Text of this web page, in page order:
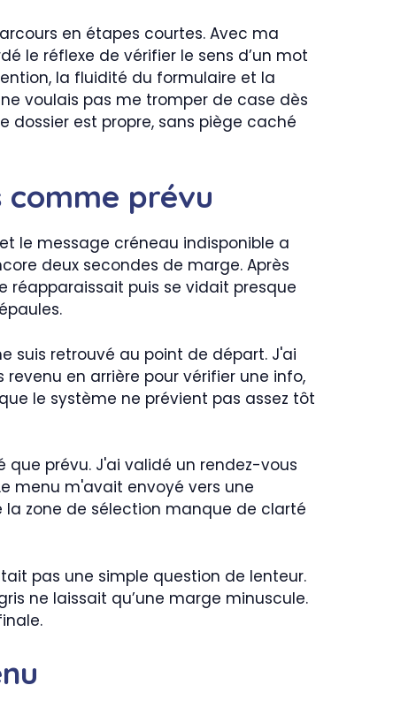
en étapes courtes. Avec ma
le réflexe de vérifier le sens d’un mot
la fluidité du formulaire et la
voulais pas me tromper de case dès
dossier est propre, sans piège caché
comme prévu
le message créneau indisponible a
deux secondes de marge. Après
puis se vidait presque
suis retrouvé au point de départ. J'ai
en arrière pour vérifier une info,
le système ne prévient pas assez tôt
prévu. J'ai validé un rendez-vous
menu m'avait envoyé vers une
zone de sélection manque de clarté
pas une simple question de lenteur.
ne laissait qu’une marge minuscule.